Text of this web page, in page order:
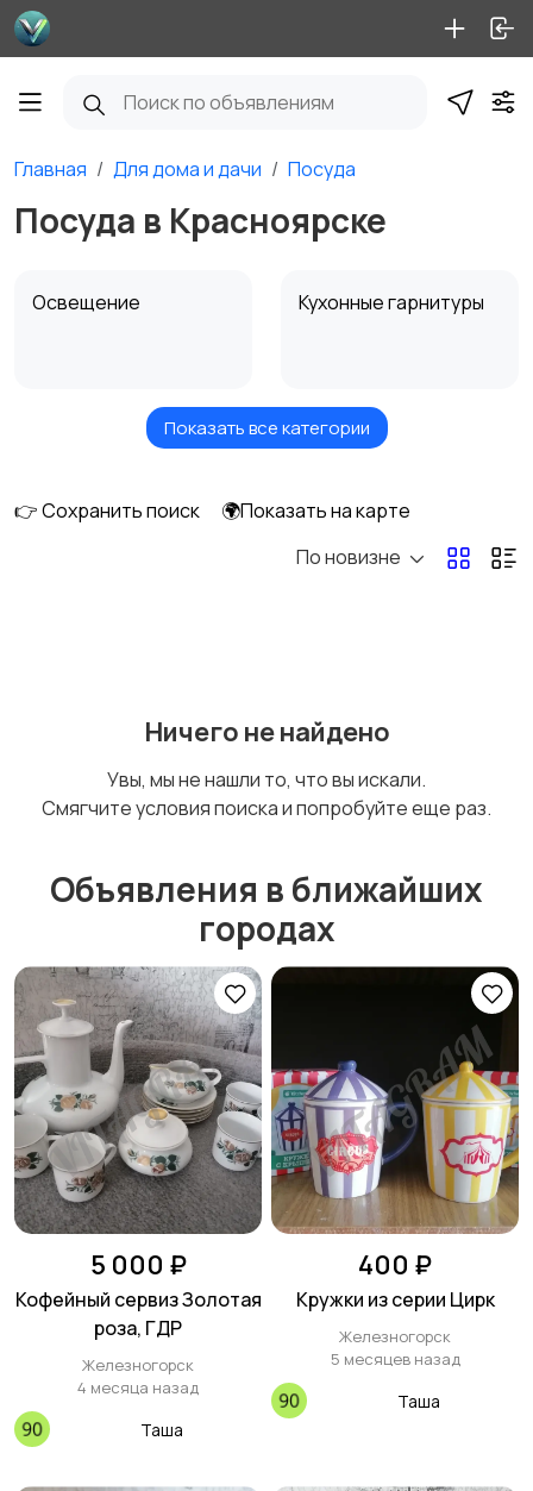
Главная Для дома и дачи Посуда
Посуда в Красноярске
Освещение Кухонные гарнитуры
Кровати и матрасы Диваны и кресла
сигнализации2
Сад и огород
Столы и стулья Текстиль и ковры
Шкафы и комоды Другое
Показать все категории
👉 Сохранить поиск
🌍Показать на карте
По новизне
Ничего не найдено
Увы, мы не нашли то, что вы искали.
Смягчите условия поиска и попробуйте еще раз.
Объявления в ближайших
городах
5 000 ₽
Кофейный сервиз Золотая
роза, ГДР
Железногорск
4 месяца назад
Таша
400 ₽
Кружки из серии Цирк
Железногорск
5 месяцев назад
Таша